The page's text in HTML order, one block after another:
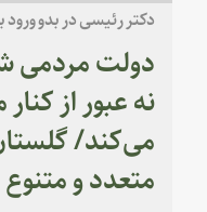
دکتر رئیسی در بدو
دولت مردمی
نه عبور از
می‌کند/
متعدد و